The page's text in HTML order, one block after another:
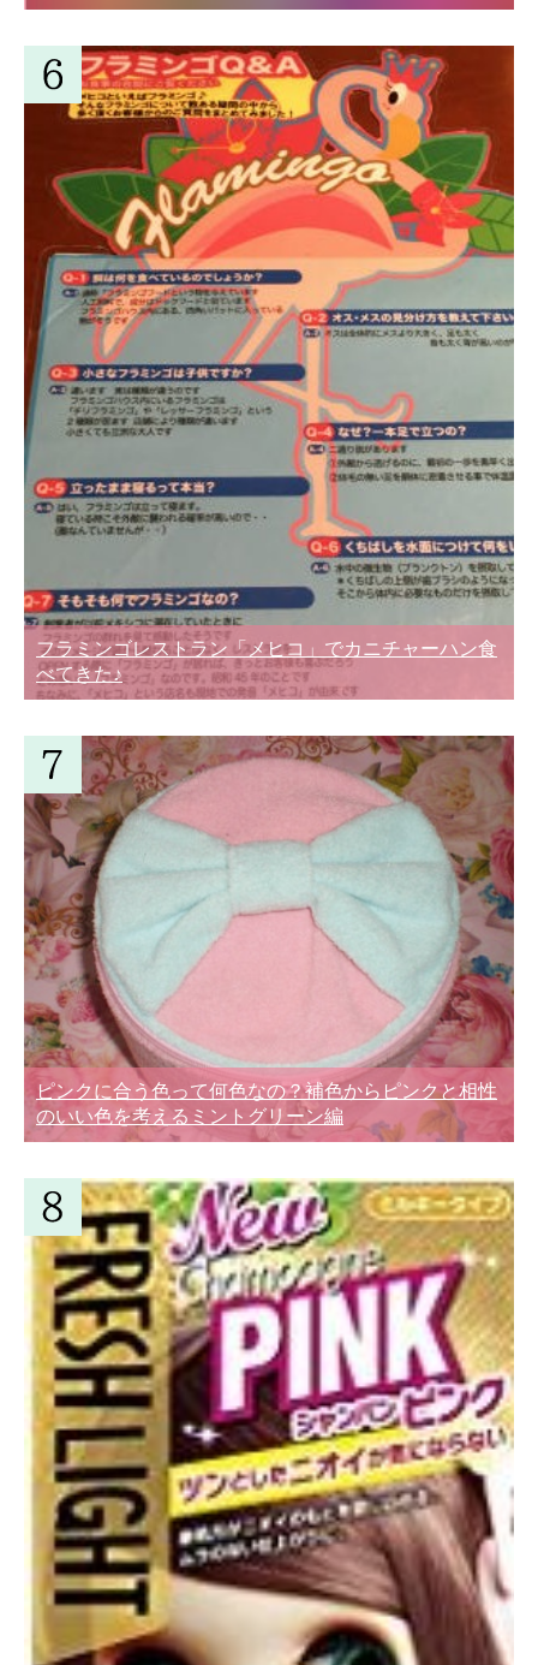
フラミンゴレストラン「メヒコ」でカニチャーハン食
べてきた♪
ピンクに合う色って何色なの？補色からピンクと相性
のいい色を考えるミントグリーン編